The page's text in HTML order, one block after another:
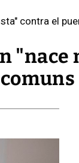
contra el
"nace